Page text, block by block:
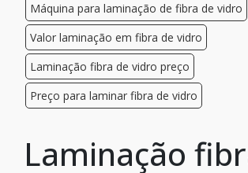
Máquina para laminação de fibra de vidro
Valor laminação em fibra de vidro
Laminação fibra de vidro preço
Preço para laminar fibra de vidro
Laminação